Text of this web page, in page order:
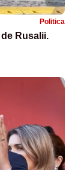
Politica
Rusalii.